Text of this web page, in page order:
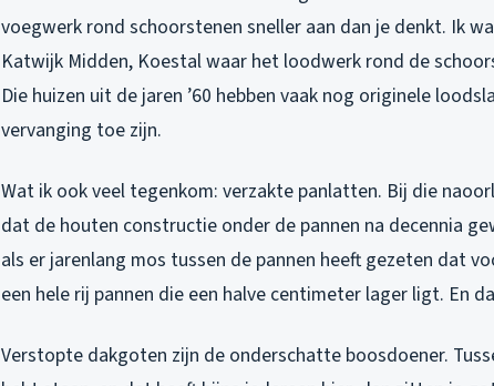
voegwerk rond schoorstenen sneller aan dan je denkt. Ik
Katwijk Midden, Koestal waar het loodwerk rond de
Die huizen uit de jaren ’60 hebben vaak nog originele
vervanging toe zijn.
Wat ik ook veel tegenkom: verzakte panlatten. Bij die
dat de houten constructie onder de pannen na decennia
als er jarenlang mos tussen de pannen heeft gezeten dat
een hele rij pannen die een halve centimeter lager ligt. En
Verstopte dakgoten zijn de onderschatte boosdoener.